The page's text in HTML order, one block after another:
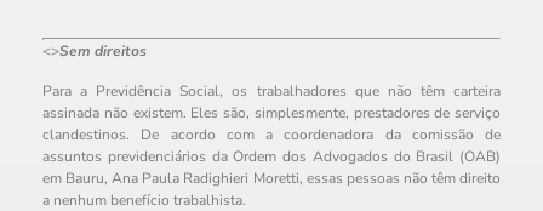
<>Sem direitos
Para a Previdência Social, os trabalhadores que não têm carteira
assinada não existem. Eles são, simplesmente, prestadores de serviço
clandestinos. De acordo com a coordenadora da comissão de
assuntos previdenciários da Ordem dos Advogados do Brasil (OAB)
em Bauru, Ana Paula Radighieri Moretti, essas pessoas não têm direito
a nenhum benefício trabalhista.